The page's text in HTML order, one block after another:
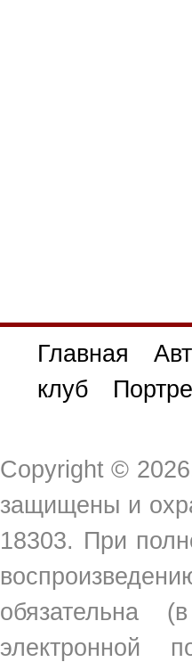
Главная
клуб
Copyright ©
защищены и
18303. При
обязательна
электронной